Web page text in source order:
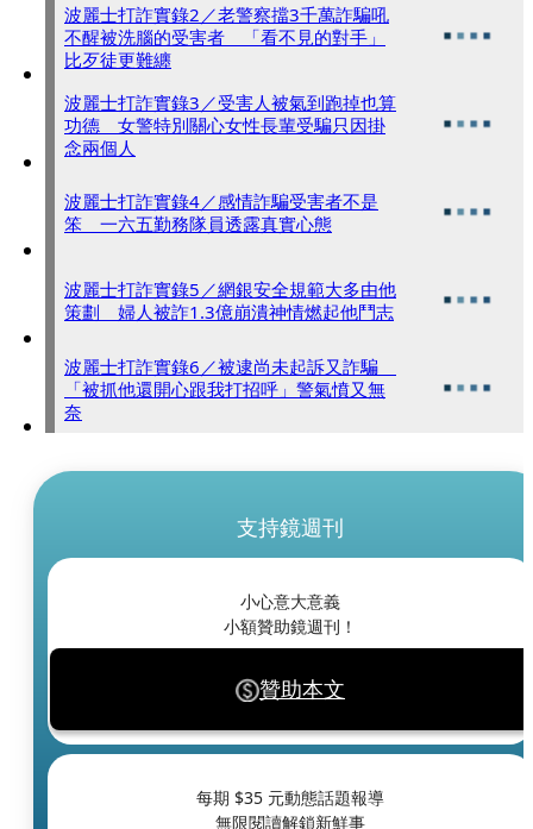
波麗士打詐實錄2／老警察擋3千萬詐騙吼
不醒被洗腦的受害者 「看不見的對手」
比歹徒更難纏
波麗士打詐實錄3／受害人被氣到跑掉也算
功德 女警特別關心女性長輩受騙只因掛
念兩個人
波麗士打詐實錄4／感情詐騙受害者不是
笨 一六五勤務隊員透露真實心態
波麗士打詐實錄5／網銀安全規範大多由他
策劃 婦人被詐1.3億崩潰神情燃起他鬥志
波麗士打詐實錄6／被逮尚未起訴又詐騙
「被抓他還開心跟我打招呼」警氣憤又無
奈
支持鏡週刊
小心意大意義
小額贊助鏡週刊！
贊助本文
每期 $35 元動態話題報導
無限閱讀解鎖新鮮事